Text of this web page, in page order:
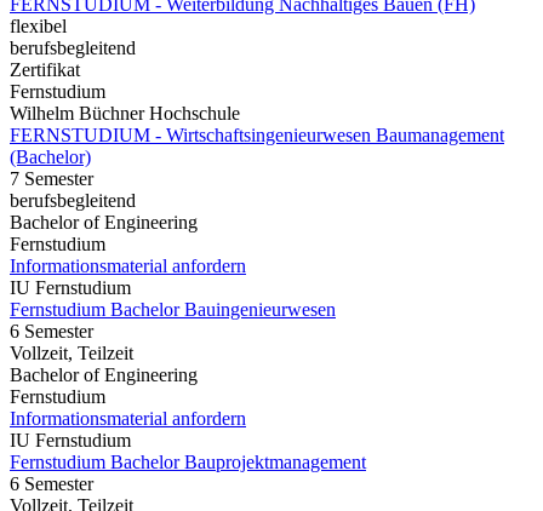
flexibel
berufsbegleitend
Zertifikat
Fernstudium
Wilhelm Büchner Hochschule
FERNSTUDIUM - Wirtschaftsingenieurwesen Baumanagement
(Bachelor)
7 Semester
berufsbegleitend
Bachelor of Engineering
Fernstudium
Informationsmaterial anfordern
IU Fernstudium
Fernstudium Bachelor Bauingenieurwesen
6 Semester
Vollzeit, Teilzeit
Bachelor of Engineering
Fernstudium
Informationsmaterial anfordern
IU Fernstudium
Fernstudium Bachelor Bauprojektmanagement
6 Semester
Vollzeit, Teilzeit